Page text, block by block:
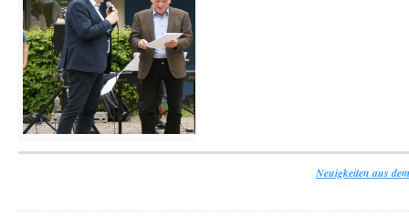
Neuigkeiten aus